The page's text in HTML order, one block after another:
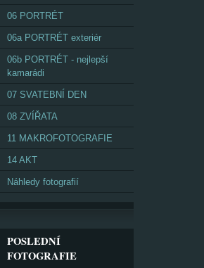
06 PORTRÉT
06a PORTRÉT exteriér
06b PORTRÉT - nejlepší
kamarádi
07 SVATEBNÍ DEN
08 ZVÍŘATA
11 MAKROFOTOGRAFIE
14 AKT
Náhledy fotografií
POSLEDNÍ
FOTOGRAFIE